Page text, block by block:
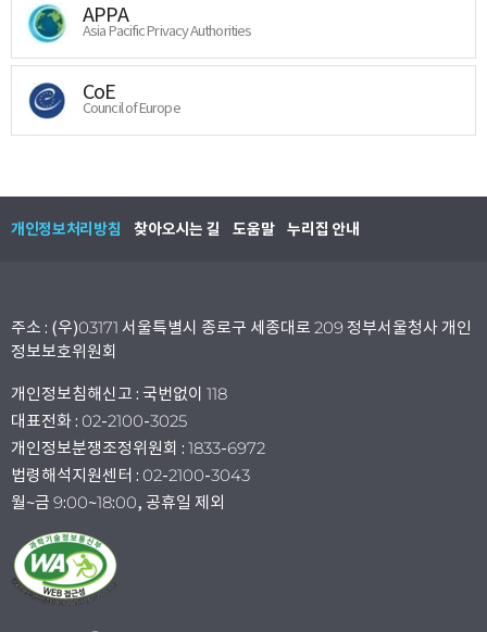
APPA
Asia Pacific Privacy Authorities
CoE
Council of Europe
개인정보처리방침 찾아오시는 길 도움말 누리집 안내
주소 : (우)03171 서울특별시 종로구 세종대로 209 정부서울청사 개인
정보보호위원회
개인정보침해신고 : 국번없이 118
대표전화 : 02-2100-3025
개인정보분쟁조정위원회 : 1833-6972
법령해석지원센터 : 02-2100-3043
월~금 9:00~18:00, 공휴일 제외